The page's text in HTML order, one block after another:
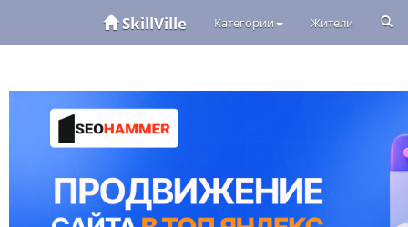
SkillVille Категории Жители